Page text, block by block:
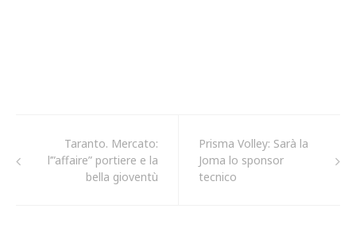
Taranto. Mercato:
l’”affaire” portiere e la
bella gioventù
Prisma Volley: Sarà la
Joma lo sponsor
tecnico